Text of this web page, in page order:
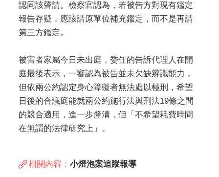
認同該聲請。檢察官認為，若被告方對現有鑑定
報告存疑，應該請原單位補充鑑定，而不是再請
第三方鑑定。
被害者家屬今日未出庭，委任的告訴代理人在開
庭最後表示，一審認為被告並未欠缺辨識能力，
但依兩公約認定身心障礙者無法處以極刑，希望
日後的合議庭能就兩公約施行法與刑法19條之間
的競合適用，進一步釐清，但「不希望耗費時間
在無謂的法律研究上」。
相關內容： 小燈泡案追蹤報導